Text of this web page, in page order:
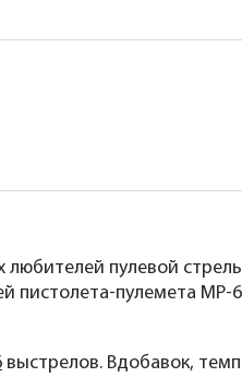
любителей пулевой
пистолета-пулемета МР-
выстрелов. Вдобавок,